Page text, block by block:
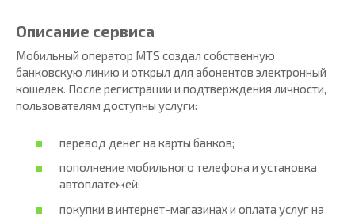
Описание сервиса
Мобильный оператор MTS создал собственную
банковскую линию и открыл для абонентов электронный
кошелек. После регистрации и подтверждения личности,
пользователям доступны услуги:
перевод денег на карты банков;
пополнение мобильного телефона и установка
автоплатежей;
покупки в интернет-магазинах и оплата услуг на